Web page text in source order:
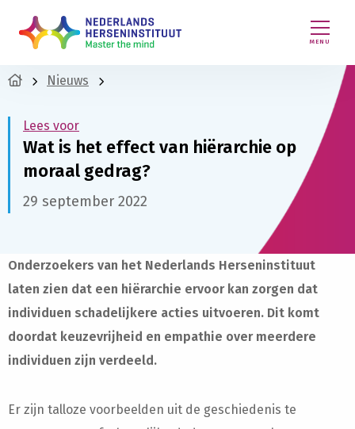
MENU
Nieuws
Lees voor
Wat is het effect van hiërarchie op
moraal gedrag?
29 september 2022
Onderzoekers van het Nederlands Herseninstituut
laten zien dat een hiërarchie ervoor kan zorgen dat
individuen schadelijkere acties uitvoeren. Dit komt
doordat keuzevrijheid en empathie over meerdere
individuen zijn verdeeld.
Er zijn talloze voorbeelden uit de geschiedenis te